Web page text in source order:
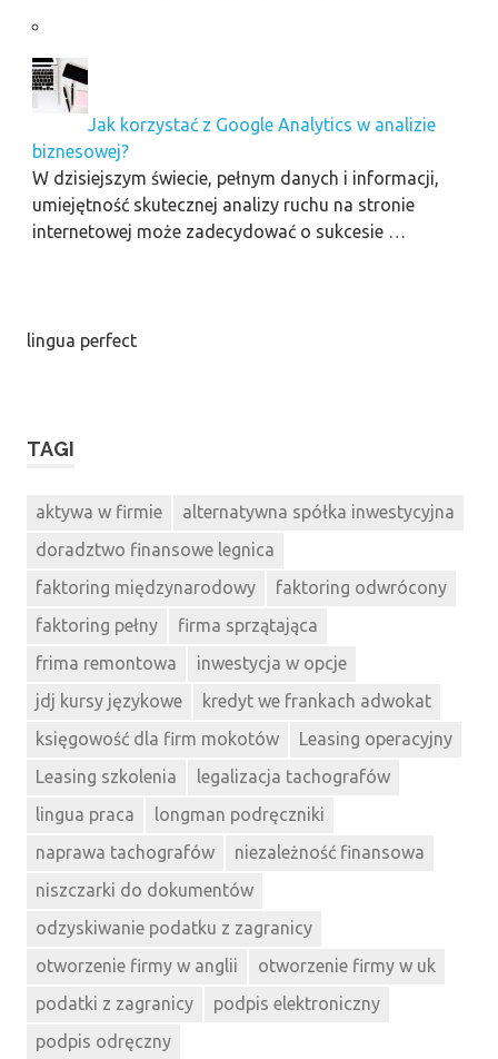
Jak korzystać z Google Analytics w analizie
biznesowej?
W dzisiejszym świecie, pełnym danych i informacji,
umiejętność skutecznej analizy ruchu na stronie
internetowej może zadecydować o sukcesie …
lingua perfect
TAGI
aktywa w firmie
alternatywna spółka inwestycyjna
doradztwo finansowe legnica
faktoring międzynarodowy
faktoring odwrócony
faktoring pełny
firma sprzątająca
frima remontowa
inwestycja w opcje
jdj kursy językowe
kredyt we frankach adwokat
księgowość dla firm mokotów
Leasing operacyjny
Leasing szkolenia
legalizacja tachografów
lingua praca
longman podręczniki
naprawa tachografów
niezależność finansowa
niszczarki do dokumentów
odzyskiwanie podatku z zagranicy
otworzenie firmy w anglii
otworzenie firmy w uk
podatki z zagranicy
podpis elektroniczny
podpis odręczny